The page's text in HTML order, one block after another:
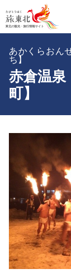
赤倉温
町】
あかくらおん
ち】